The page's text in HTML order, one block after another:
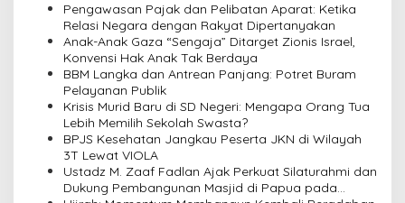
Pengawasan Pajak dan Pelibatan Aparat: Ketika
Relasi Negara dengan Rakyat Dipertanyakan
Anak-Anak Gaza “Sengaja” Ditarget Zionis Israel,
Konvensi Hak Anak Tak Berdaya
BBM Langka dan Antrean Panjang: Potret Buram
Pelayanan Publik
Krisis Murid Baru di SD Negeri: Mengapa Orang Tua
Lebih Memilih Sekolah Swasta?
BPJS Kesehatan Jangkau Peserta JKN di Wilayah
3T Lewat VIOLA
Ustadz M. Zaaf Fadlan Ajak Perkuat Silaturahmi dan
Dukung Pembangunan Masjid di Papua pada